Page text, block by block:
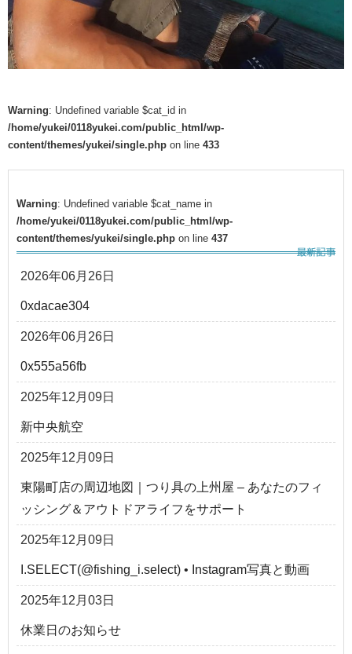
Warning: Undefined variable $cat_id in
/home/yukei/0118yukei.com/public_html/wp-
content/themes/yukei/single.php on line 433
Warning: Undefined variable $cat_name in
/home/yukei/0118yukei.com/public_html/wp-
content/themes/yukei/single.php on line 437
2026年06月26日
0xdacae304
2026年06月26日
0x555a56fb
2025年12月09日
新中央航空
2025年12月09日
東陽町店の周辺地図｜つり具の上州屋 – あなたのフィ
ッシング＆アウトドアライフをサポート
2025年12月09日
I.SELECT(@fishing_i.select) • Instagram写真と動画
2025年12月03日
休業日のお知らせ